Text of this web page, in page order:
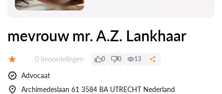
mevrouw mr. A.Z. Lankhaar
Getuigenissen:
0 beoordelingen 0 0 13
Advocaat
Archimedeslaan 61 3584 BA UTRECHT Nederland